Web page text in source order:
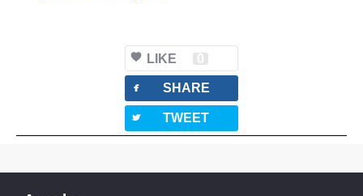
LIKE 0
facebook SHARE
twitterbird TWEET